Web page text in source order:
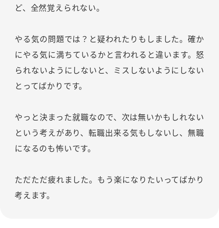
ど、全然覚えられない。
やる気の問題では？と疑われたりもしました。確か
にやる気に満ちているかと言われると違います。怒
られないようにしないと、ミスしないようにしない
とってばかりです。
やっと決まった就職なので、次は無いかもしれない
という考えがあり、転職出来る気もしないし、無職
になるのも怖いです。
ただただ疲れました。もう楽になりたいってばかり
考えます。